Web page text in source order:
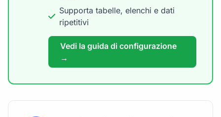
Supporta tabelle, elenchi e dati
ripetitivi
Vedi la guida di configurazione
→